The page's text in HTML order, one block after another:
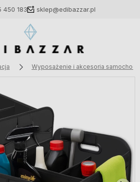
450 183 sklep@edibazzar.pl
Załóż konto
siebie z naszej aktualnej oferty lub
dodane produkty do listy
Wyposażenie i akcesoria